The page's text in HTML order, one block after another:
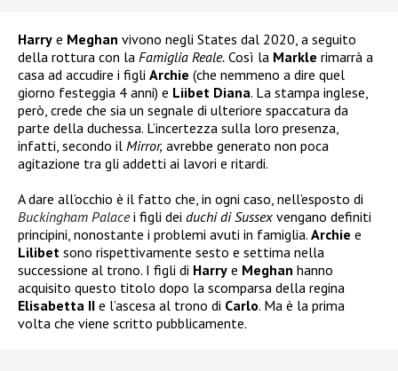
Harry e Meghan vivono negli States dal 2020, a seguito
della rottura con la Famiglia Reale. Così la Markle rimarrà a
casa ad accudire i figli Archie (che nemmeno a dire quel
giorno festeggia 4 anni) e Liibet Diana. La stampa inglese,
però, crede che sia un segnale di ulteriore spaccatura da
parte della duchessa. L’incertezza sulla loro presenza,
infatti, secondo il Mirror, avrebbe generato non poca
agitazione tra gli addetti ai lavori e ritardi.
A dare all’occhio è il fatto che, in ogni caso, nell’esposto di
Buckingham Palacei figli dei duchi di Sussex vengano definiti
principini, nonostante i problemi avuti in famiglia. Archie e
Lilibet sono rispettivamente sesto e settima nella
successione al trono. I figli di Harry e Meghan hanno
acquisito questo titolo dopo la scomparsa della regina
Elisabetta II e l’ascesa al trono di Carlo. Ma è la prima
volta che viene scritto pubblicamente.